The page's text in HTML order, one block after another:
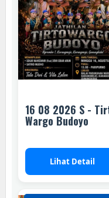
16 08 2026 S -
Wargo Budoyo
Lihat Detail